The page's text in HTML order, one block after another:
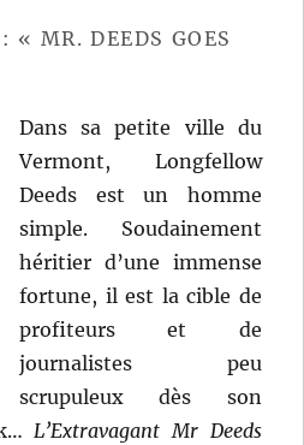
« MR. DEEDS GOES
Dans sa petite ville du
Vermont, Longfellow
Deeds est un homme
simple. Soudainement
héritier d’une immense
fortune, il est la cible de
profiteurs et de
journalistes peu
scrupuleux dès son
L’Extravagant Mr Deeds